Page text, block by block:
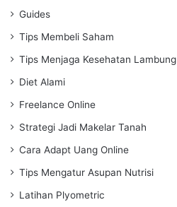
Guides
Tips Membeli Saham
Tips Menjaga Kesehatan Lambung
Diet Alami
Freelance Online
Strategi Jadi Makelar Tanah
Cara Adapt Uang Online
Tips Mengatur Asupan Nutrisi
Latihan Plyometric